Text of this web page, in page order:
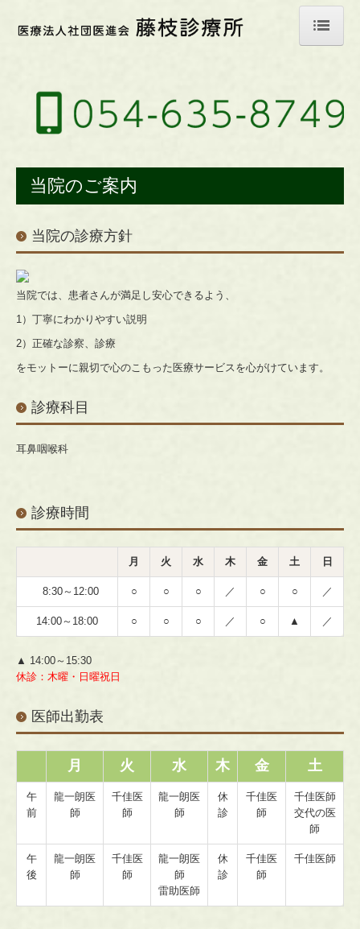
お知らせ
医師のご紹介
交通案内
リンク集
当院のご案内
当院の診療方針
当院では、患者さんが満足し安心できるよう、
1）丁寧にわかりやすい説明
2）正確な診察、診療
をモットーに親切で心のこもった医療サービスを心がけています。
診療科目
耳鼻咽喉科
診療時間
月 火 水 木 金 土 日
8:30～12:00 ○ ○ ○ ／ ○ ○ ／
14:00～18:00 ○ ○ ○ ／ ○ ▲ ／
▲ 14:00～15:30
休診：木曜・日曜祝日
医師出勤表
月 火 水 木 金 土
午
前
龍一朗医
師
千佳医
師
龍一朗医
師
休
診
千佳医
師
千佳医師
交代の医
師
午
後
龍一朗医
師
千佳医
師
龍一朗医
師
雷助医師
休
診
千佳医
師
千佳医師